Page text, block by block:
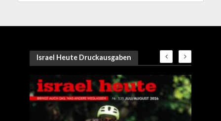
Israel Heute Druckausgaben